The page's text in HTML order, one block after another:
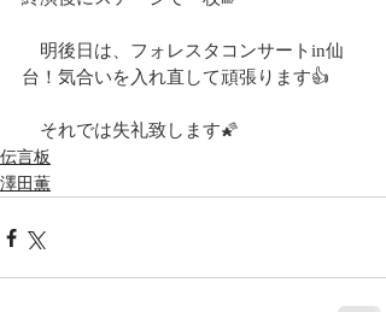
明後日は、フォレスタコンサートin仙
台！気合いを入れ直して頑張ります👍
それでは失礼致します🌠
伝言板
澤田薫